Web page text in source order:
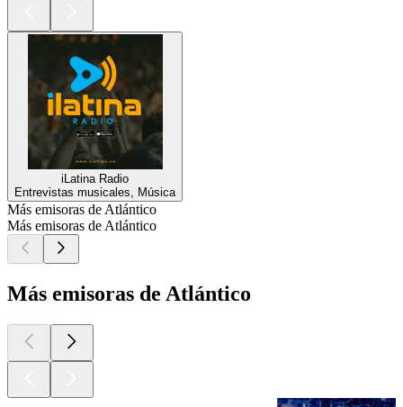
iLatina Radio
Entrevistas musicales, Música
Más emisoras de Atlántico
Más emisoras de Atlántico
Más emisoras de Atlántico